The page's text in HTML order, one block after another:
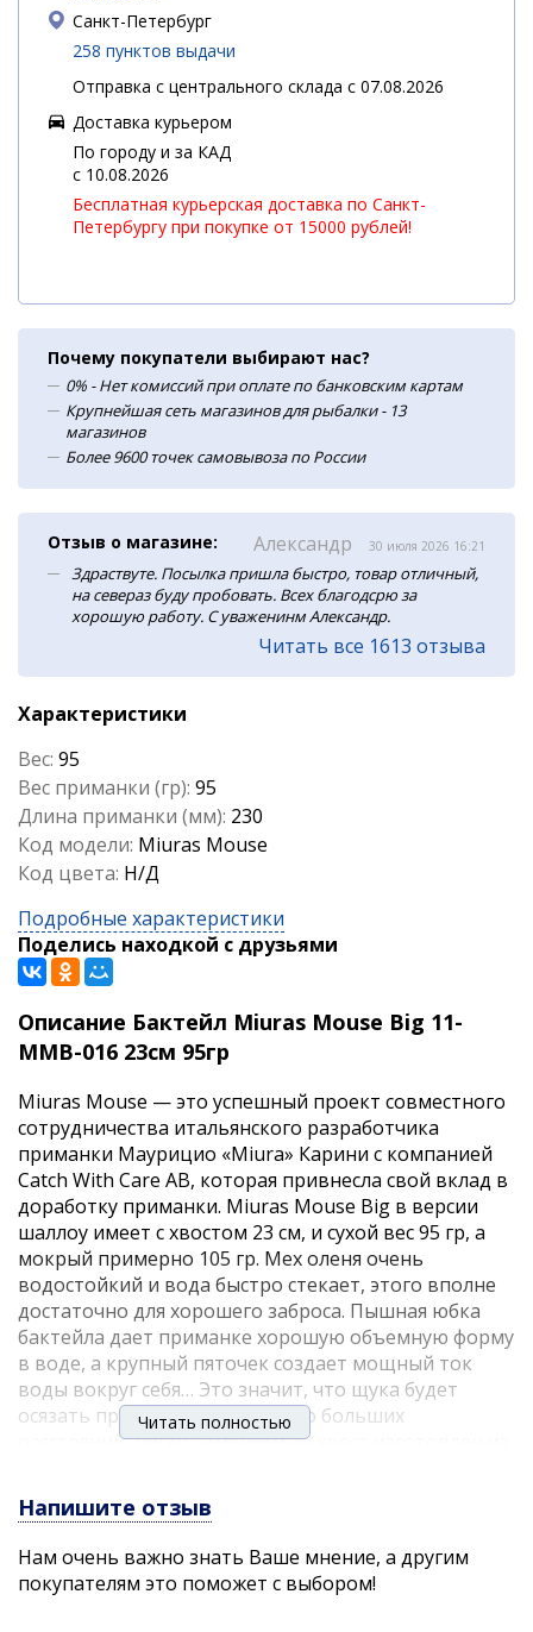
Санкт-Петербург
258 пунктов выдачи
Отправка с центрального склада с 07.08.2026
Доставка курьером
По городу и за КАД
c 10.08.2026
Бесплатная курьерская доставка по Санкт-
Петербургу при покупке от 15000 рублей!
Почему покупатели выбирают нас?
0% - Нет комиссий при оплате по банковским картам
Крупнейшая сеть магазинов для рыбалки - 13
магазинов
Более 9600 точек самовывоза по России
Отзыв о магазине: Александр 30 июля 2026 16:21
Здраствуте. Посылка пришла быстро, товар отличный,
на севераз буду пробовать. Всех благодсрю за
хорошую работу. С уваженинм Александр.
Читать все 1613 отзыва
Характеристики
Вес: 95
Вес приманки (гр): 95
Длина приманки (мм): 230
Код модели: Miuras Mouse
Код цвета: Н/Д
Подробные характеристики
Поделись находкой с друзьями
Описание Бактейл Miuras Mouse Big 11-
MMB-016 23см 95гр
Miuras Mouse — это успешный проект совместного
сотрудничества итальянского разработчика
приманки Маурицио «Miura» Карини с компанией
Catch With Care AB, которая привнесла свой вклад в
доработку приманки. Miuras Mouse Big в версии
шаллоу имеет с хвостом 23 см, и сухой вес 95 гр, а
мокрый примерно 105 гр. Мех оленя очень
водостойкий и вода быстро стекает, этого вполне
достаточно для хорошего заброса. Пышная юбка
бактейла дает приманке хорошую объемную форму
в воде, а крупный пяточек создает мощный ток
воды вокруг себя… Это значит, что щука будет
осязать приманку с достаточно больших
расстояний. Легко заменяемый хвост изготовлен из
приманкой он соединен шарнирно через
вкрученную BFT спираль. Задний крючок соединен
с телом мощными вертлюгами и крепится к тушке
хвоста шпилькой. В него можно воткнуть крючок и
одним жалом. Мышью Miuras можно ловить
Читать полностью
Напишите отзыв
Нам очень важно знать Ваше мнение, а другим
покупателям это поможет с выбором!